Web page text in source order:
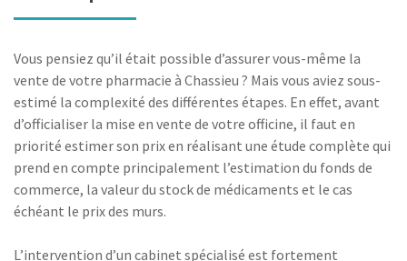
Vous pensiez qu’il était possible d’assurer vous-même la
vente de votre pharmacie à Chassieu ? Mais vous aviez sous-
estimé la complexité des différentes étapes. En effet, avant
d’officialiser la mise en vente de votre officine, il faut en
priorité estimer son prix en réalisant une étude complète qui
prend en compte principalement l’estimation du fonds de
commerce, la valeur du stock de médicaments et le cas
échéant le prix des murs.
L’intervention d’un cabinet spécialisé est fortement